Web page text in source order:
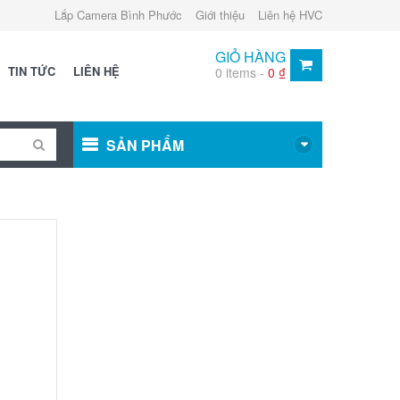
Lắp Camera Bình Phước Giới thiệu Liên hệ HVC
TIN TỨC LIÊN HỆ
GIỎ HÀNG
0 items -0 ₫
SẢN PHẨM